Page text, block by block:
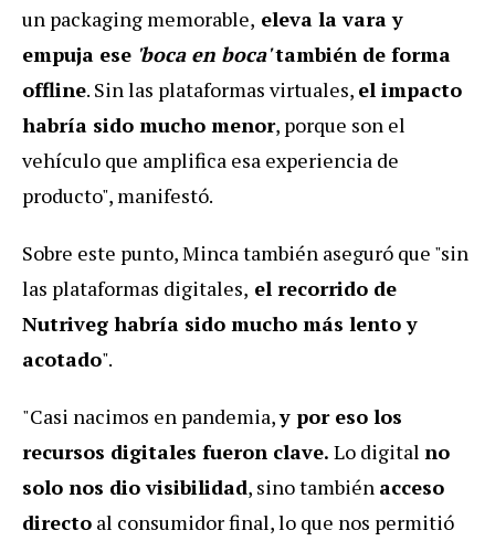
un packaging memorable, eleva la vara y
empuja ese 'boca en boca'también de forma
offline. Sin las plataformas virtuales, el impacto
habría sido mucho menor, porque son el
vehículo que amplifica esa experiencia de
producto", manifestó.
Sobre este punto, Minca también aseguró que "sin
las plataformas digitales, el recorrido de
Nutriveg habría sido mucho más lento y
acotado".
"Casi nacimos en pandemia,y por eso los
recursos digitales fueron clave. Lo digital no
solo nos dio visibilidad, sino también acceso
directo al consumidor final, lo que nos permitió